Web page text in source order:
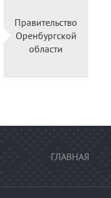
Правительство
Оренбургской
области
ГЛАВНАЯ